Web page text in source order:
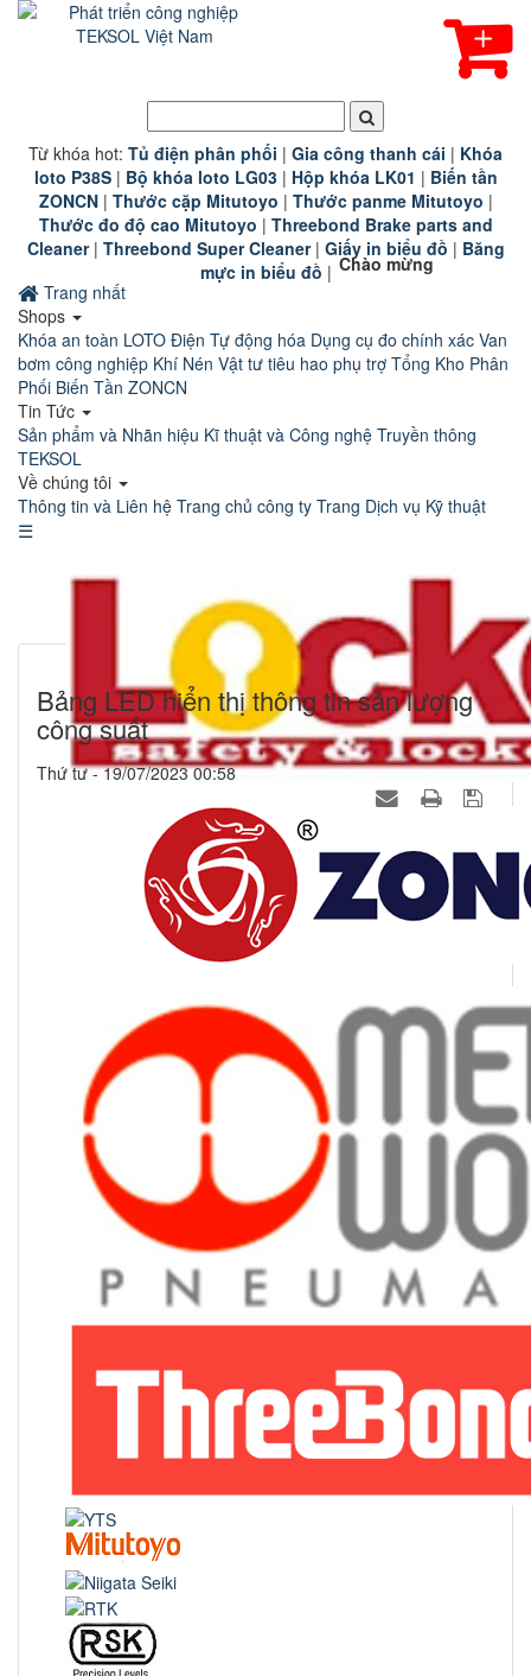
Từ khóa hot: Tủ điện phân phối | Gia công thanh cái | Khóa
loto P38S| Bộ khóa loto LG03| Hộp khóa LK01 | Biến tần
ZONCN| Thước cặp Mitutoyo | Thước panme Mitutoyo |
Thước đo độ cao Mitutoyo | Threebond Brake parts and
Cleaner| Threebond Super Cleaner| Giấy in biểu đồ | Băng
mực in biểu đồ |
Chào mừng Quý khách hàng đã
Trang nhất
Shops
Khóa an toàn LOTO Điện Tự động hóa Dụng cụ đo chính xác Van
bơm công nghiệp Khí Nén Vật tư tiêu hao phụ trợ Tổng Kho Phân
Phối Biến Tần ZONCN
Tin Tức
Sản phẩm và Nhãn hiệu Kĩ thuật và Công nghệ Truyền thông
TEKSOL
Về chúng tôi
Thông tin và Liên hệ Trang chủ công ty Trang Dịch vụ Kỹ thuật
☰
Bảng LED hiển thị thông tin sản lượng
công suất
Thứ tư - 19/07/2023 00:58